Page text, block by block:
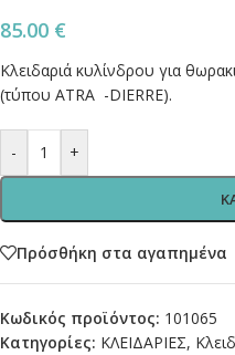
85.00 €
Κλειδαριά κυλίνδρου για
(τύπου ATRA -DIERRE).
- +
Πρόσθήκη στα αγαπημένα
Κωδικός προϊόντος: 101065
Κατηγορίες: ΚΛΕΙΔΑΡΙΕΣ,